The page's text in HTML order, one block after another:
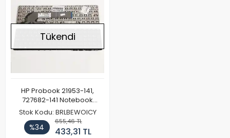
Tükendi
HP Probook 21953-141,
727682-141 Notebook
Klavye
Stok Kodu: BRLBEWOICY
%34
655,46 TL
433,31 TL